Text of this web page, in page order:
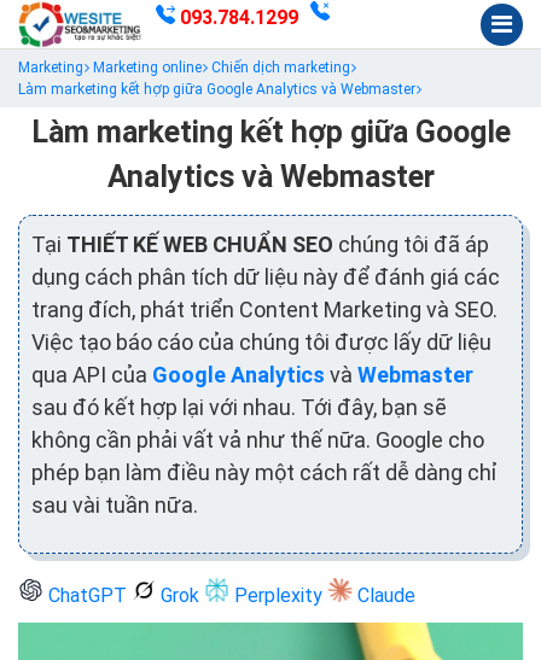
093.784.1299
Marketing Marketing online Chiến dịch marketing
Làm marketing kết hợp giữa Google Analytics và Webmaster
Làm marketing kết hợp giữa Google
Analytics và Webmaster
Tại THIẾT KẾ WEB CHUẨN SEO chúng tôi đã áp
dụng cách phân tích dữ liệu này để đánh giá các
trang đích, phát triển Content Marketing và SEO.
Việc tạo báo cáo của chúng tôi được lấy dữ liệu
qua API của Google Analytics và Webmaster
sau đó kết hợp lại với nhau. Tới đây, bạn sẽ
không cần phải vất vả như thế nữa. Google cho
phép bạn làm điều này một cách rất dễ dàng chỉ
sau vài tuần nữa.
ChatGPT Grok Perplexity Claude